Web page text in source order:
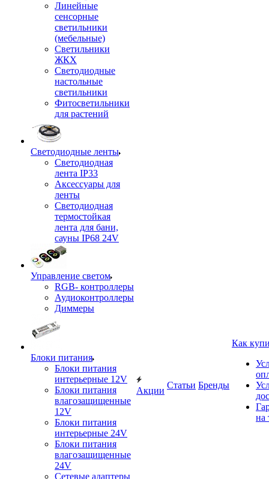
Линейные
сенсорные
светильники
(мебельные)
Светильники
ЖКХ
Светодиодные
настольные
светильники
Фитосветильники
для растений
Светодиодные ленты
Светодиодная
лента IP33
Аксессуары для
ленты
Светодиодная
термостойкая
лента для бани,
сауны IP68 24V
Управление светом
RGB- контроллеры
Аудиоконтроллеры
Диммеры
Блоки питания
Блоки питания
интерьерные 12V
Блоки питания
влагозащищенные
12V
Блоки питания
интерьерные 24V
Блоки питания
влагозащищенные
24V
Сетевые адаптеры
Акции
Статьи Бренды
Как
на